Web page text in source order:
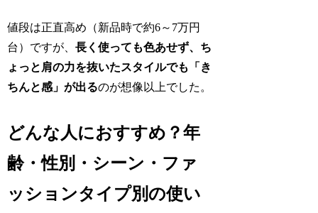
値段は正直高め（新品時で約6～7万円
台）ですが、長く使っても色あせず、ち
ょっと肩の力を抜いたスタイルでも「き
ちんと感」が出るのが想像以上でした。
どんな人におすすめ？年
齢・性別・シーン・ファ
ッションタイプ別の使い